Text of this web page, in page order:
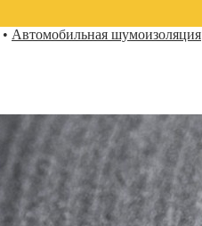
• Автомобильная шумоизоляция